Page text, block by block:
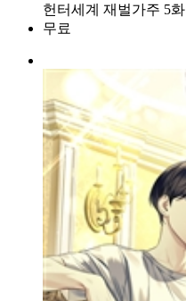
헌터세계 재벌가주 5화
무료